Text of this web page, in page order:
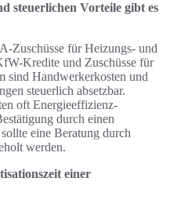
steuerlichen Vorteile gibt es
Zuschüsse für Heizungs- und
Kredite und Zuschüsse für
sind Handwerkerkosten und
steuerlich absetzbar.
oft Energieeffizienz-
durch einen
eine Beratung durch
werden.
einer